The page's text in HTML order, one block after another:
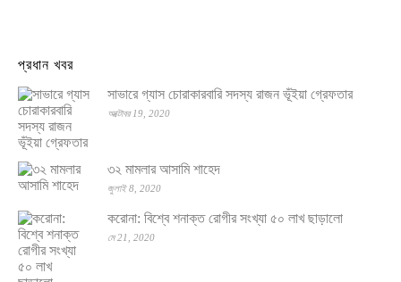
প্রধান খবর
সাভারে গ্যাস চোরাকারবারি সদস্য রাজন ভূঁইয়া গ্রেফতার
অক্টোবর 19, 2020
৩২ মামলার আসামি শাহেদ
জুলাই 8, 2020
করোনা: বিশ্বে শনাক্ত রোগীর সংখ্যা ৫০ লাখ ছাড়ালো
মে 21, 2020